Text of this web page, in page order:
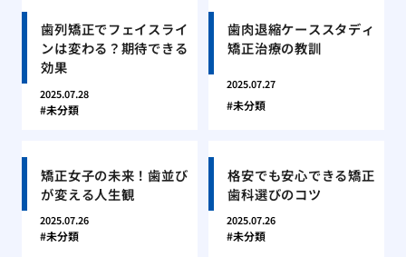
歯列矯正でフェイスライ
ンは変わる？期待できる
効果
2025.07.28
未分類
歯肉退縮ケーススタディ
矯正治療の教訓
2025.07.27
未分類
矯正女子の未来！歯並び
が変える人生観
2025.07.26
未分類
格安でも安心できる矯正
歯科選びのコツ
2025.07.26
未分類